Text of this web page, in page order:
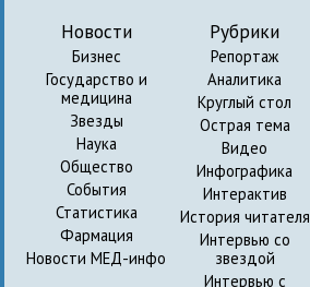
Новости
Бизнес
Государство и
медицина
Звезды
Наука
Общество
События
Статистика
Фармация
Новости МЕД-инфо
Рубрики
Репортаж
Аналитика
Круглый стол
Острая тема
Видео
Инфографика
Интерактив
История читателя
Интервью со
звездой
Интервью с